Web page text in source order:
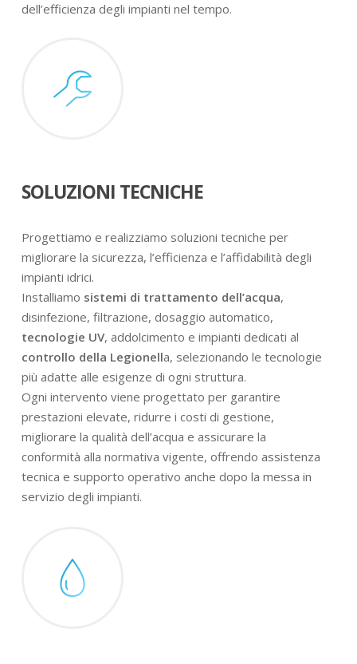
dell’efficienza degli impianti nel tempo.
SOLUZIONI TECNICHE
Progettiamo e realizziamo soluzioni tecniche per
migliorare la sicurezza, l’efficienza e l’affidabilità degli
impianti idrici.
Installiamo sistemi di trattamento dell’acqua,
disinfezione, filtrazione, dosaggio automatico,
tecnologie UV, addolcimento e impianti dedicati al
controllo della Legionella, selezionando le tecnologie
più adatte alle esigenze di ogni struttura.
Ogni intervento viene progettato per garantire
prestazioni elevate, ridurre i costi di gestione,
migliorare la qualità dell’acqua e assicurare la
conformità alla normativa vigente, offrendo assistenza
tecnica e supporto operativo anche dopo la messa in
servizio degli impianti.